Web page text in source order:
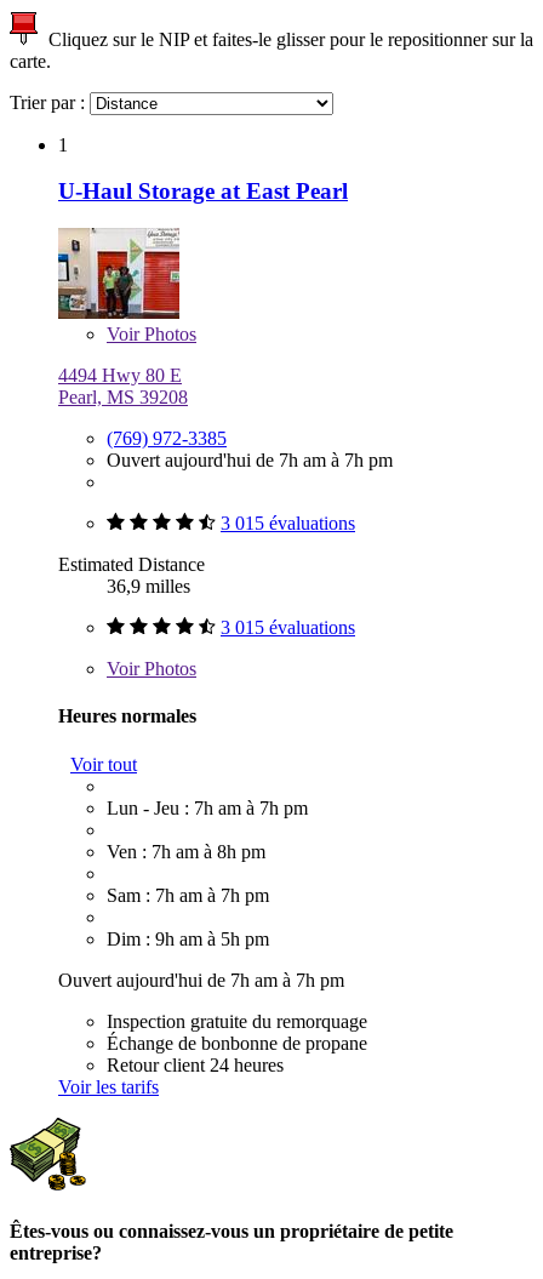
Cliquez sur le NIP et faites-le glisser pour le repositionner sur la
carte.
Trier par :
1
U-Haul Storage at East Pearl
VoirPhotos
4494 Hwy 80 E
Pearl, MS 39208
(769) 972-3385
Ouvert aujourd'hui de 7h am à 7h pm
3 015 évaluations
Estimated Distance
36,9 milles
3 015 évaluations
VoirPhotos
Heures normales
Voir tout
Lun - Jeu : 7h am à 7h pm
Ven : 7h am à 8h pm
Sam : 7h am à 7h pm
Dim : 9h am à 5h pm
Ouvert aujourd'hui de 7h am à 7h pm
Inspection gratuite du remorquage
Échange de bonbonne de propane
Retour client 24 heures
Voir les tarifs
Êtes-vous ou connaissez-vous un propriétaire de petite
entreprise?